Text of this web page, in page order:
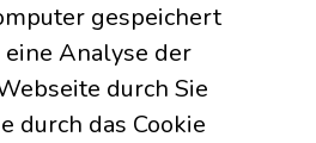
gespeichert
Analyse der
durch Sie
durch das Cookie